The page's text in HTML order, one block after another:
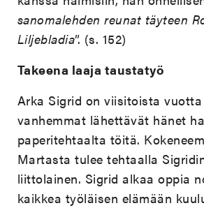
sanomalehden reunat täyteen
Liljebladia”. (s. 152)
Takeena laaja taustatyö
Arka Sigrid on viisitoista
vanhemmat lähettävät hänet
paperitehtaalta töitä.
Martasta tulee tehtaalla
liittolainen. Sigrid alkaa oppia
kaikkea työläisen elämään